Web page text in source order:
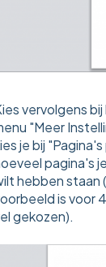
vervolgens
"Meer
je bij
pagina's
hebben staan
is voor
gekozen).